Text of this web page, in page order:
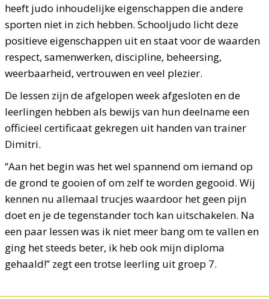
heeft judo inhoudelijke eigenschappen die andere
sporten niet in zich hebben. Schooljudo licht deze
positieve eigenschappen uit en staat voor de waarden
respect, samenwerken, discipline, beheersing,
weerbaarheid, vertrouwen en veel plezier.
De lessen zijn de afgelopen week afgesloten en de
leerlingen hebben als bewijs van hun deelname een
officieel certificaat gekregen uit handen van trainer
Dimitri.
‘’Aan het begin was het wel spannend om iemand op
de grond te gooien of om zelf te worden gegooid. Wij
kennen nu allemaal trucjes waardoor het geen pijn
doet en je de tegenstander toch kan uitschakelen. Na
een paar lessen was ik niet meer bang om te vallen en
ging het steeds beter, ik heb ook mijn diploma
gehaald!’’ zegt een trotse leerling uit groep 7.